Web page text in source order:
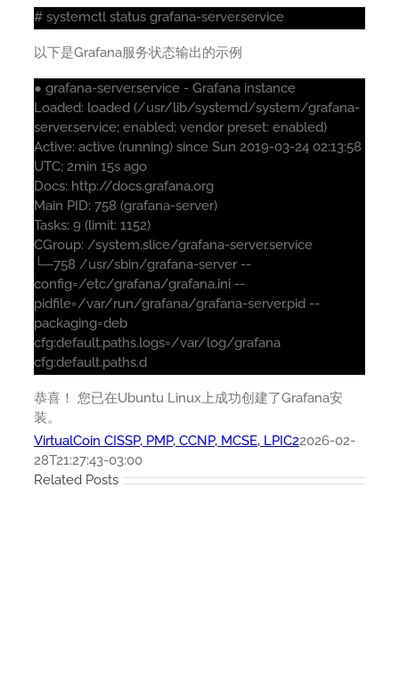
# systemctl status grafana-server.service
以下是Grafana服务状态输出的示例
● grafana-server.service - Grafana instance
Loaded: loaded (/usr/lib/systemd/system/grafana-
server.service; enabled; vendor preset: enabled)
Active: active (running) since Sun 2019-03-24 02:13:58
UTC; 2min 15s ago
Docs: http://docs.grafana.org
Main PID: 758 (grafana-server)
Tasks: 9 (limit: 1152)
CGroup: /system.slice/grafana-server.service
└─758 /usr/sbin/grafana-server --
config=/etc/grafana/grafana.ini --
pidfile=/var/run/grafana/grafana-server.pid --
packaging=deb
cfg:default.paths.logs=/var/log/grafana
cfg:default.paths.d
恭喜！ 您已在Ubuntu Linux上成功创建了Grafana安
装。
VirtualCoin CISSP, PMP, CCNP, MCSE, LPIC22026-02-
28T21:27:43-03:00
Related Posts